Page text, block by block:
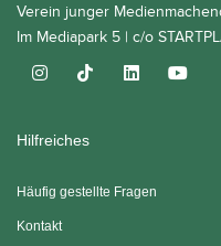
Verein junger
Im Mediapark 5 | c/o
Hilfreiches
Häufig gestellte Fragen
Kontakt